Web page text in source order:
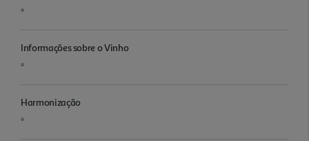
*
Informações sobre o Vinho
*
Harmonização
*